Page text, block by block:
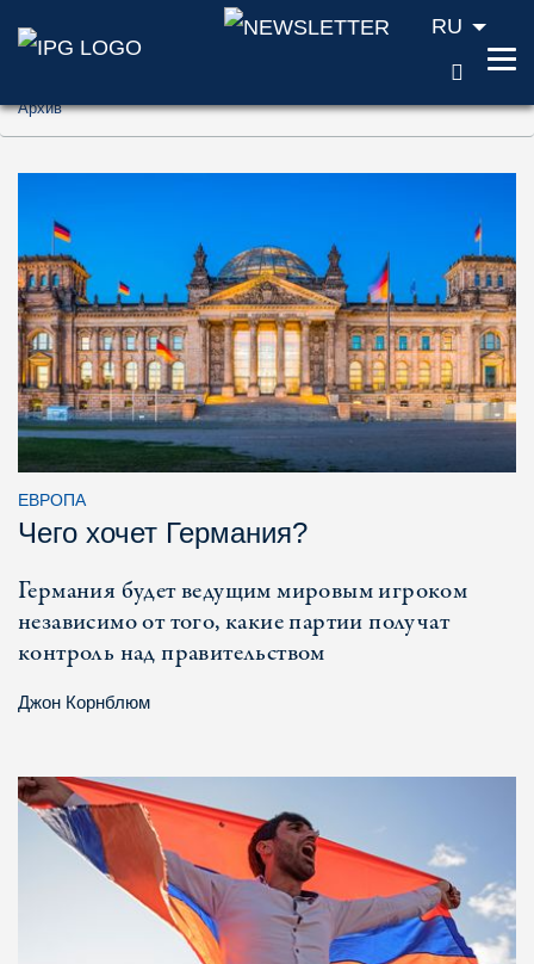
Перейти к содержанию (ключ доступа
Перейти к поиску (ключ доступа '2')
Перейти к навигации (ключ доступа '3')
RU
Архив
ЕВРОПА
Чего хочет Германия?
Германия будет ведущим мировым игроком
независимо от того, какие партии получат
контроль над правительством
Джон Корнблюм